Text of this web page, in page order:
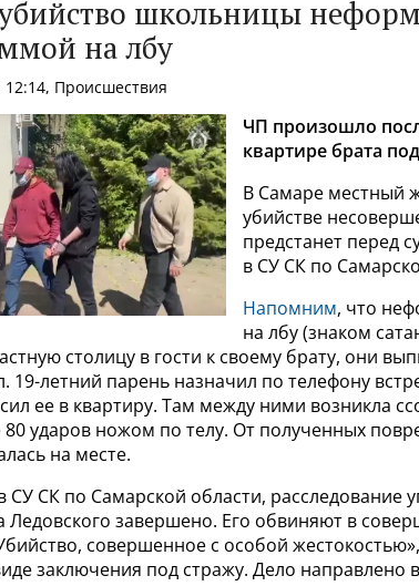
убийство школьницы
на лбу
Происшествия
ЧП произошло
квартире брата
В Самаре местный
убийстве
предстанет перед
в СУ СК по
Напомним, что
на лбу (знаком
столицу в гости к своему брату, они
19-летний парень назначил по телефону
ее в квартиру. Там между ними возникла
80 ударов ножом по телу. От полученных
на месте.
СУ СК по Самарской области, расследование
завершено. Его обвиняют в
совершенное с особой
заключения под стражу. Дело направлено